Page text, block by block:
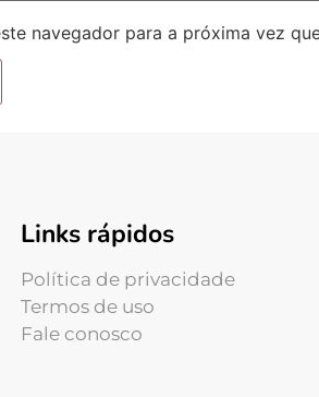
navegador para a próxima vez
Links rápidos
Política de privacidade
Termos de uso
Fale conosco